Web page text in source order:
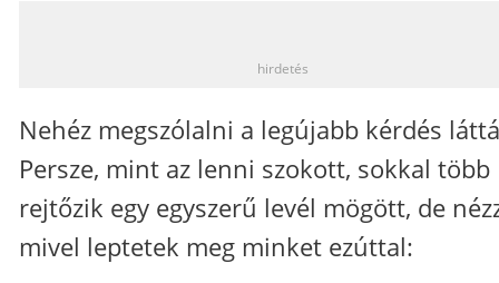
hirdetés
Nehéz megszólalni a legújabb kérdés
Persze, mint az lenni szokott, sokkal több
rejtőzik egy egyszerű levél mögött, de
mivel leptetek meg minket ezúttal: